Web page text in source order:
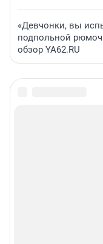
«Девчонки, вы
подпольной
обзор YA62.RU